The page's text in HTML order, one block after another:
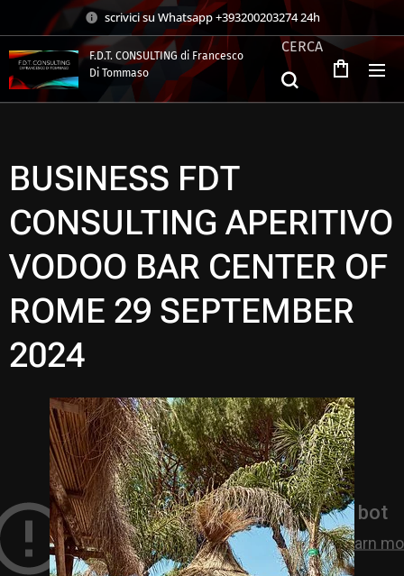
scrivici su Whatsapp +393200203274 24h
F.D.T. CONSULTING di Francesco
Di Tommaso
CERCA
BUSINESS FDT
CONSULTING APERITIVO
VODOO BAR CENTER OF
ROME 29 SEPTEMBER
2024